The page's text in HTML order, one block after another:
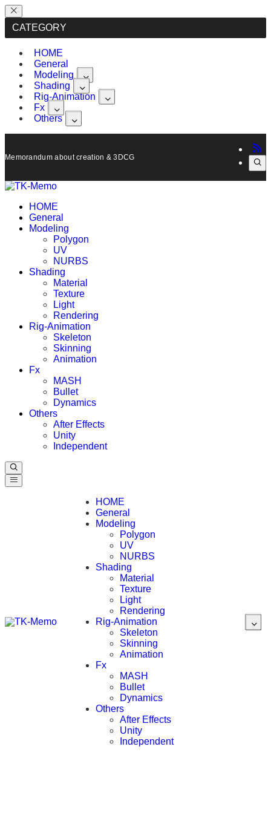
CATEGORY
HOME
General
Modeling
Shading
Rig-Animation
Fx
Others
Memorandum about creation & 3DCG, Maya.
HOME
General
Modeling
Polygon
UV
NURBS
Shading
Material
Texture
Light
Rendering
Rig-Animation
Skeleton
Skinning
Animation
Fx
MASH
Bullet
Dynamics
Others
After Effects
Unity
Independent
HOME
General
Modeling
Polygon
UV
NURBS
Shading
Material
Texture
Light
Rendering
Rig-Animation
Skeleton
Skinning
Animation
Fx
MASH
Bullet
Dynamics
Others
After Effects
Unity
Independent